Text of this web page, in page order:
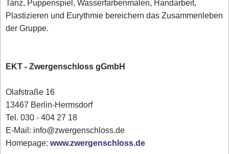
Tanz, Puppenspiel, Wasserfarbenmalen, Handarbeit,
Plastizieren und Eurythmie bereichern das Zusammenleben
der Gruppe.
EKT - Zwergenschloss gGmbH
Olafstraße 16
13467 Berlin-Hermsdorf
Tel. 030 - 404 27 18
E-Mail: info@zwergenschloss.de
Homepage:www.zwergenschloss.de